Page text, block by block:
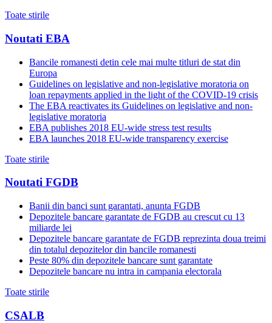
Toate stirile
Noutati EBA
Bancile romanesti detin cele mai multe titluri de stat din
Europa
Guidelines on legislative and non-legislative moratoria on
loan repayments applied in the light of the COVID-19 crisis
The EBA reactivates its Guidelines on legislative and non-
legislative moratoria
EBA publishes 2018 EU-wide stress test results
EBA launches 2018 EU-wide transparency exercise
Toate stirile
Noutati FGDB
Banii din banci sunt garantati, anunta FGDB
Depozitele bancare garantate de FGDB au crescut cu 13
miliarde lei
Depozitele bancare garantate de FGDB reprezinta doua treimi
din totalul depozitelor din bancile romanesti
Peste 80% din depozitele bancare sunt garantate
Depozitele bancare nu intra in campania electorala
Toate stirile
CSALB